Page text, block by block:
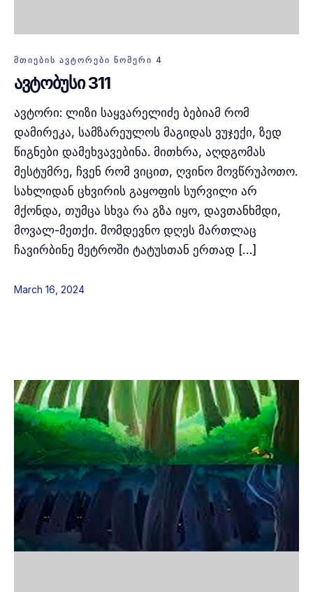
ᲛᲗᲘᲔᲑᲘᲡ ᲐᲕᲢᲝᲠᲔᲑᲘ ᲜᲝᲛᲔᲠᲘ 4
ავტობუსი 311
ავტორი: ლიზი საყვარელიძე ბებიამ რომ
დამირეკა, სამზარეულოს მაგიდას ვუჯექი, ზედ
წიგნები დამეხვავებინა. მითხრა, აღდგომას
მესტუმრე, ჩვენ რომ ვიცით, ღვინო მოვწრუპოთო.
სახლიდან ცხვირის გაყოფის სურვილი არ
მქონდა, თუმცა სხვა რა გზა იყო, დავთანხმდი,
მოვალ-მეთქი. მომდევნო დღეს მართლაც
ჩავირბინე მეტროში ტატუსთან ერთად […]
March 16, 2024